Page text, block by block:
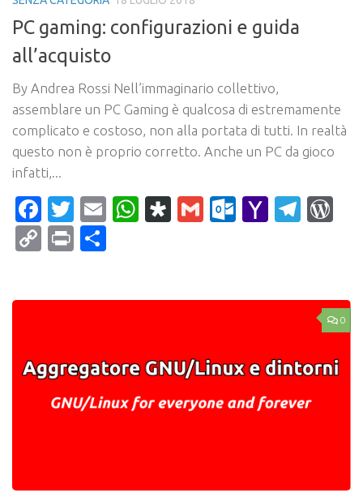
PC gaming: configurazioni e guida
all’acquisto
By Andrea Rossi Nell’immaginario collettivo,
assemblare un PC Gaming è qualcosa di estremamente
complicato e costoso, non alla portata di tutti. In realtà
questo non è proprio corretto. Anche un PC da gioco
infatti,...
Facebook
Twitter
EmailWhatsApp
Diaspora
Gmail Yahoo
CopyPrint
0